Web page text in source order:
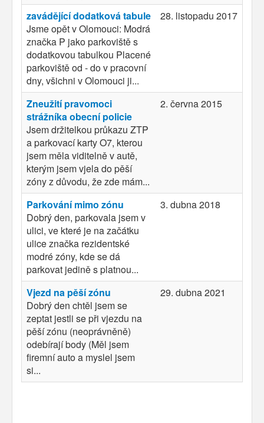
zavádějící dodatková tabule
Jsme opět v Olomouci: Modrá
značka P jako parkoviště s
dodatkovou tabulkou Placené
parkoviště od - do v pracovní
dny, všichni v Olomouci ji...
28. listopadu 2017
Zneužití pravomoci
strážníka obecní policie
Jsem držitelkou průkazu ZTP
a parkovací karty O7, kterou
jsem měla viditelně v autě,
kterým jsem vjela do pěší
zóny z důvodu, že zde mám...
2. června 2015
Parkování mimo zónu
Dobrý den, parkovala jsem v
ulici, ve které je na začátku
ulice značka rezidentské
modré zóny, kde se dá
parkovat jedině s platnou...
3. dubna 2018
Vjezd na pěší zónu
Dobrý den chtěl jsem se
zeptat jestli se při vjezdu na
pěší zónu (neoprávněně)
odebírají body (Měl jsem
firemní auto a myslel jsem
si...
29. dubna 2021